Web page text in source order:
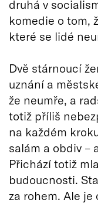
druhá v
komedie o tom,
které se lidé
Dvě stárnoucí
uznání a
že neumře, a
totiž příliš
na každém
salám a obdiv –
Přichází totiž
budoucnosti.
za rohem. Ale je